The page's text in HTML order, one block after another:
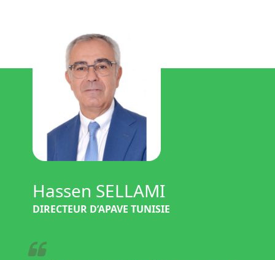
Hassen SELLAMI
DIRECTEUR D’APAVE TUNISIE